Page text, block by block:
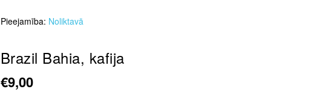
Pieejamība: Noliktavā
Brazil Bahia, kafija
€9,00